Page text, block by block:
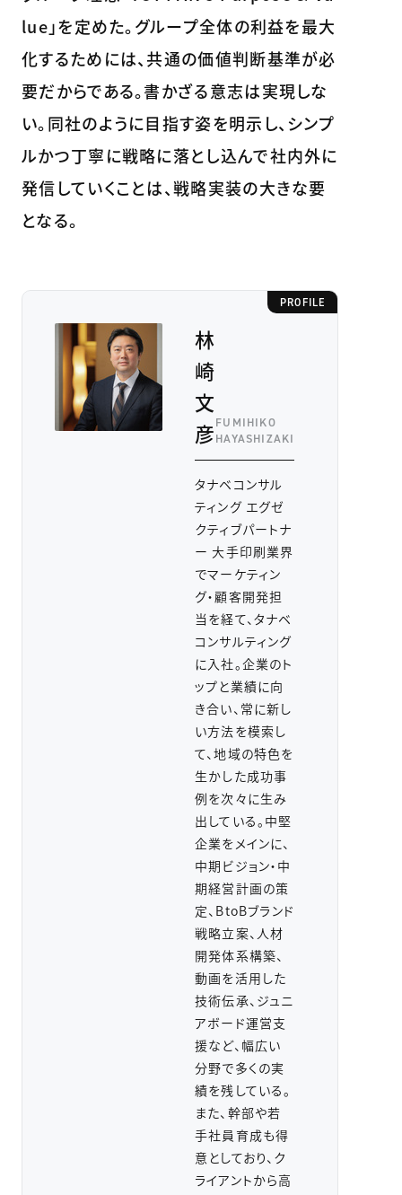
lue」を定めた。グループ全体の利益を最大
化するためには、共通の価値判断基準が必
要だからである。書かざる意志は実現しな
い。同社のように目指す姿を明示し、シンプ
ルかつ丁寧に戦略に落とし込んで社内外に
発信していくことは、戦略実装の大きな要
となる。
PROFILE
林
崎
文
彦FUMIHIKO
HAYASHIZAKI
タナベコンサル
ティング エグゼ
クティブパートナ
ー 大手印刷業界
でマーケティン
グ・顧客開発担
当を経て、タナベ
コンサルティング
に入社。企業のト
ップと業績に向
き合い、常に新し
い方法を模索し
て、地域の特色を
生かした成功事
例を次々に生み
出している。中堅
企業をメインに、
中期ビジョン・中
期経営計画の策
定、BtoBブランド
戦略立案、人材
開発体系構築、
動画を活用した
技術伝承、ジュニ
アボード運営支
援など、幅広い
分野で多くの実
績を残している。
また、幹部や若
手社員育成も得
意としており、ク
ライアントから高